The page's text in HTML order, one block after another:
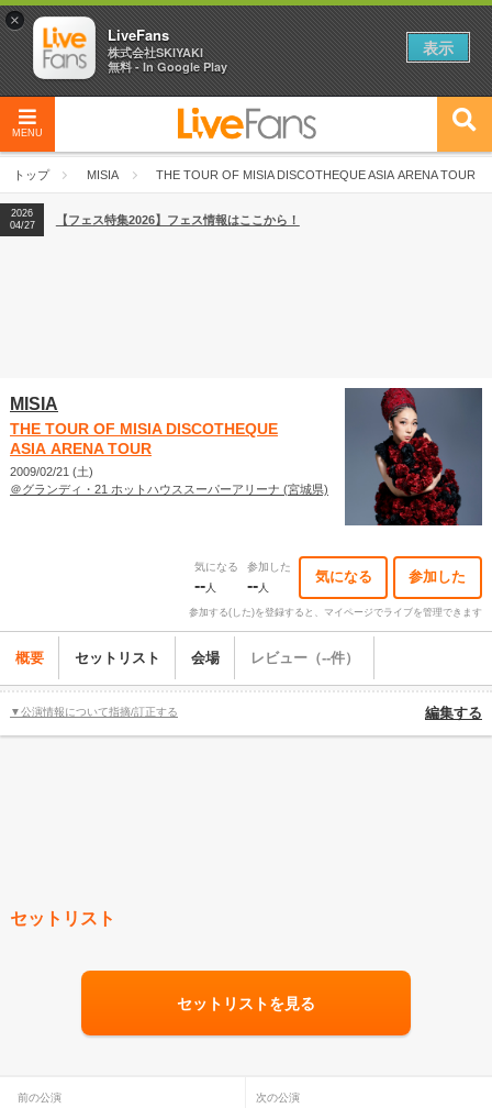
MENU
トップ MISIA THE TOUR OF MISIA DISCOTHEQUE ASIA ARENA TOUR
2026
04/27
2026
【ライブ動員ランキング】2026年上半期編発表！
2026
04/27
【フェス特集2026】フェス情報はここから！
MISIA
THE TOUR OF MISIA DISCOTHEQUE
ASIA ARENA TOUR
2009/02/21 (土)
＠グランディ・21 ホットハウススーパーアリーナ (宮城県)
気になる
--人
参加した
--人
気になる 参加した
参加する(した)を登録すると、マイページでライブを管理できます
概要 セットリスト 会場 レビュー（--件）
▼公演情報について指摘/訂正する 編集する
セットリスト
セットリストを見る
前の公演 次の公演
×
LiveFans
株式会社SKIYAKI
無料 - In Google Play
表示